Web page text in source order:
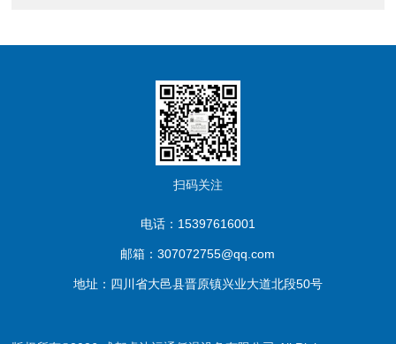
扫码关注
电话：15397616001
邮箱：307072755@qq.com
地址：四川省大邑县晋原镇兴业大道北段50号